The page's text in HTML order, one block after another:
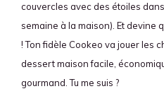
couvercles avec des étoiles
semaine à la maison). Et devine
! Ton fidèle Cookeo va jouer les
dessert maison facile,
gourmand. Tu me suis ?